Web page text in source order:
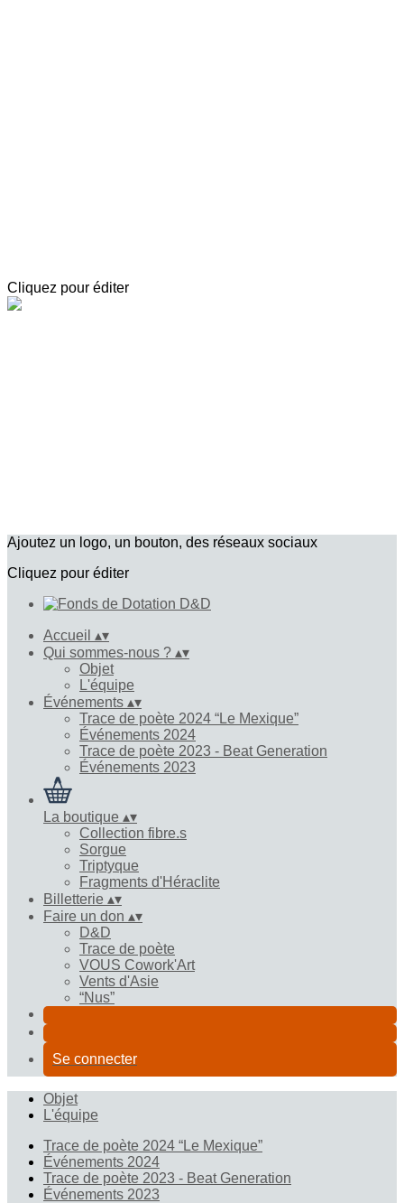
Cliquez pour éditer
Ajoutez un logo, un bouton, des réseaux sociaux
Cliquez pour éditer
Accueil ▴▾
Qui sommes-nous ? ▴▾
Objet
L'équipe
Événements ▴▾
Trace de poète 2024 “Le Mexique”
Événements 2024
Trace de poète 2023 - Beat Generation
Événements 2023
La boutique ▴▾
Collection fibre.s
Sorgue
Triptyque
Fragments d'Héraclite
Billetterie ▴▾
Faire un don ▴▾
D&D
Trace de poète
VOUS Cowork'Art
Vents d'Asie
“Nus”
Se connecter
Objet
L'équipe
Trace de poète 2024 “Le Mexique”
Événements 2024
Trace de poète 2023 - Beat Generation
Événements 2023